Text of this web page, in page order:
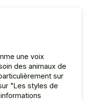
une voix
des animaux de
sur
"Les styles de